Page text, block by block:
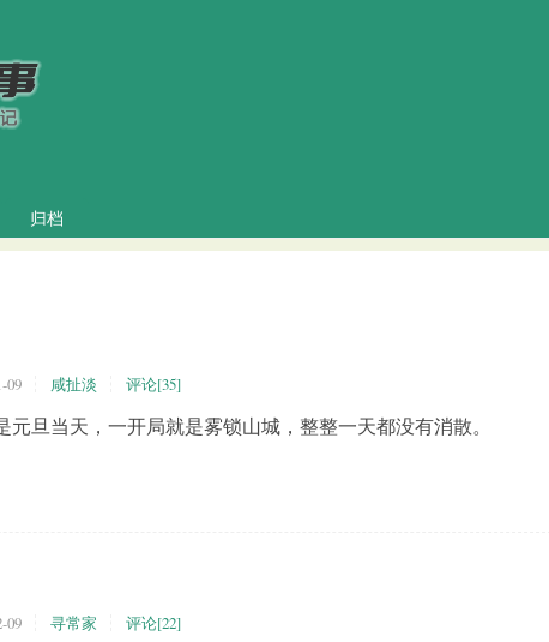
归档
09 咸扯淡 评论[35]
元旦当天，一开局就是雾锁山城，整整一天都没有消散。
09 寻常家 评论[22]